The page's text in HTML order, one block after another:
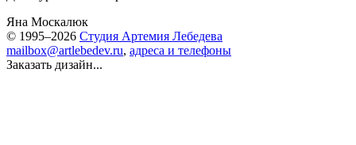
Яна Москалюк
© 1995–2026 Студия Артемия Лебедева
mailbox@artlebedev.ru, адреса и телефоны
Заказать дизайн...